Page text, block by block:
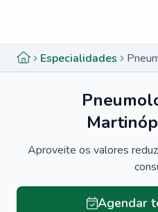
Especialidades
Aproveite os valores
Agendar